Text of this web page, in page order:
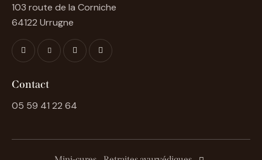
103 route de la Corniche
64122 Urrugne
Contact
05 59 41 22 64